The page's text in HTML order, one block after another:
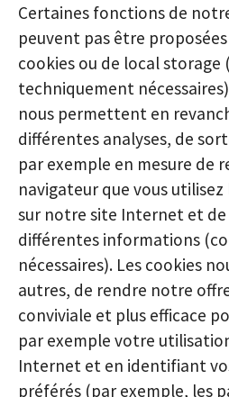
Certaines fonctions de
peuvent pas être
cookies ou de local storage
techniquement
nous permettent en
différentes analyses, de
par exemple en mesure de
navigateur que vous
sur notre site Internet et
différentes informations
nécessaires). Les cookies
autres, de rendre notre
conviviale et plus efficace
par exemple votre
Internet et en identifiant
préférés (par exemple, les